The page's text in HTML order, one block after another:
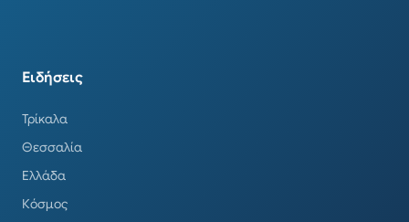
Ειδήσεις
Τρίκαλα
Θεσσαλία
Ελλάδα
Κόσμος